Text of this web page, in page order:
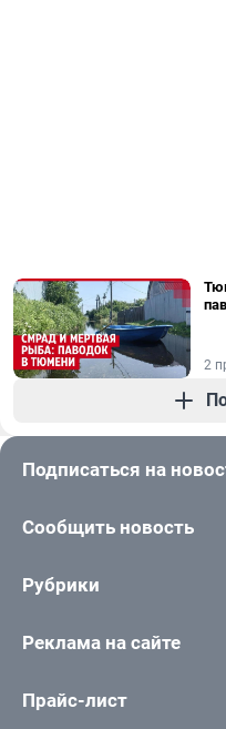
2
Подписаться на
Сообщить новость
Рубрики
Реклама на сайте
Прайс-лист